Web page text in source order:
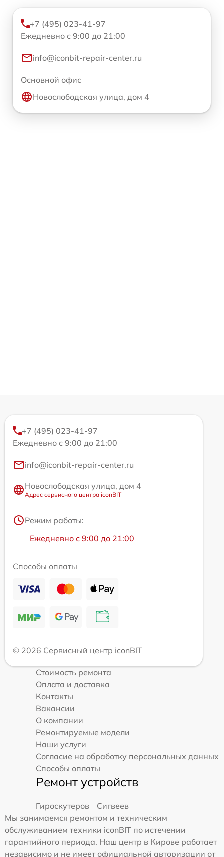
+7 (495) 023-41-97
Ежедневно с 9:00 до 21:00
info@iconbit-repair-center.ru
Основной офис
Новослободская улица, дом 4
+7 (495) 023-41-97
Ежедневно с 9:00 до 21:00
info@iconbit-repair-center.ru
Новослободская улица, дом 4
Адрес сервисного центра iconBIT
Режим работы:
Ежедневно с 9:00 до 21:00
Способы оплаты
© 2026 Сервисный центр iconBIT
Стоимость ремонта
Оплата и доставка
Контакты
Вакансии
О компании
Ремонтируемые модели
Наши услуги
Согласие на обработку персональных данных
Способы оплаты
Ремонт устройств
Гироскутеров
Сигвеев
Мы занимаемся ремонтом и техническим
обслуживанием техники iconBIT по истечении
гарантийного периода. Наш центр в Кирове работает
независимо и не имеет официальной авторизации от